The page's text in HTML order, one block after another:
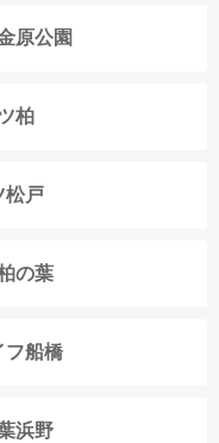
原公園
柏
松戸
の葉
フ船橋
浜野